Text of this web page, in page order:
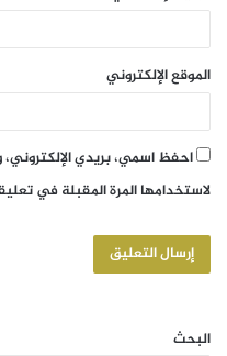
الموقع الإلكتروني
احفظ اسمي، بريدي
لاستخدامها المرة المقبلة في
البحث